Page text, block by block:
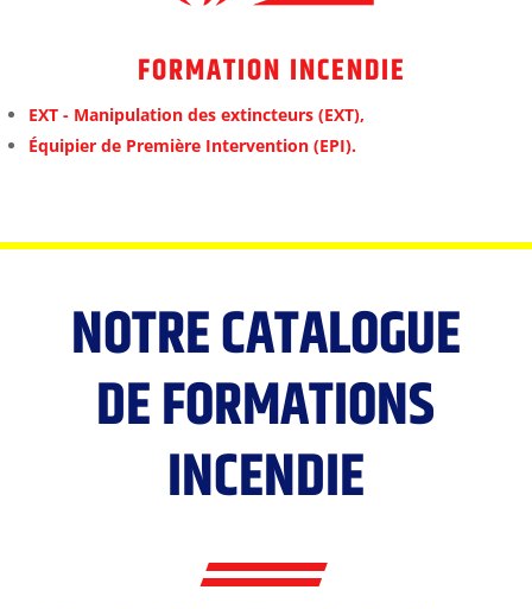
FORMATION INCENDIE
EXT - Manipulation des extincteurs (EXT),
Équipier de Première Intervention (EPI).
NOTRE CATALOGUE
DE FORMATIONS
INCENDIE